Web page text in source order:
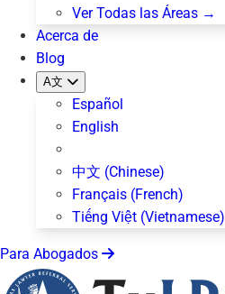
Ver Todas las Áreas →
Acerca de
Blog
A文
Español
English
中文 (Chinese)
Français (French)
Tiếng Việt (Vietnamese)
Para Abogados